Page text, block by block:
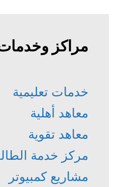
مراكز وخدمات
خدمات تعليمية
معاهد أهلية
معاهد تقوية
مركز خدمة
مشاريع كمبيوتر